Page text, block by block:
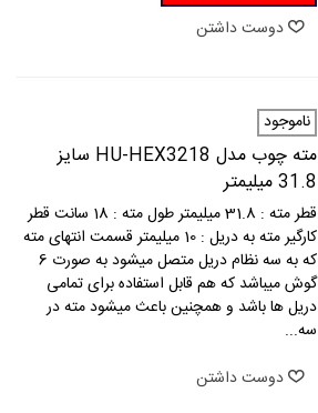
دوست داشتن
ناموجود
مته چوب مدل HU-HEX3218 سایز
31.8 میلیمتر
قطر مته : 31.8 میلیمتر طول مته : 18 سانت قطر
کارگیر مته به دریل : 10 میلیمتر قسمت انتهای مته
که به سه نظام دریل متصل میشود به صورت 6
گوش میباشد که هم قابل استفاده برای تمامی
دریل ها باشد و همچنین باعث میشود مته در
سه...
دوست داشتن